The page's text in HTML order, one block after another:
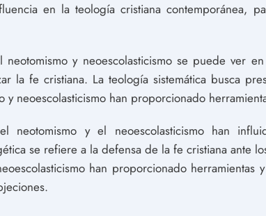
en la teología cristiana contemporánea,
neotomismo y neoescolasticismo se puede ver
la fe cristiana. La teología sistemática busca
neoescolasticismo han proporcionado
y el neoescolasticismo han
se refiere a la defensa de la fe cristiana ante
han proporcionado herramientas